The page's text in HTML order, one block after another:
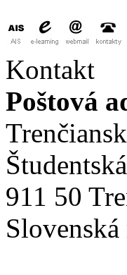
Kontakt
Poštová
911 50